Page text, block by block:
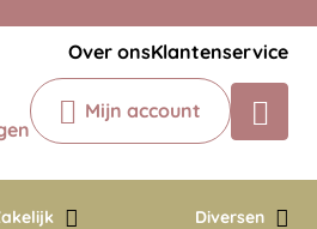
Over onsKlantenservice
Mijn account
Diversen
7 met onze chatbot voor